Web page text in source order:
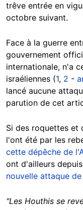
trêve entrée en
octobre suivant.
Face à la guerre
gouvernement
internationale, n'a
israéliennes (1, 2 -
lancé aucune
parution de cet
Si des roquettes et
l'ont été par les
cette dépêche de
ont d'ailleurs
nouvelle attaque
"Les Houthis se